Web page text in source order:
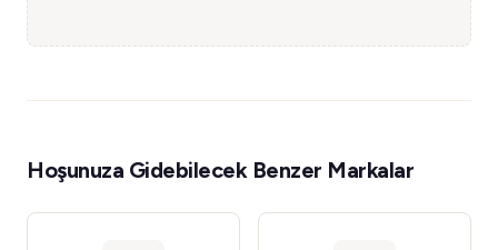
Hoşunuza Gidebilecek Benzer Markalar